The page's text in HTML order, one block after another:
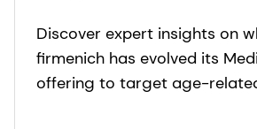
with special
Discover expert insights on
firmenich has evolved its
offering to target age-